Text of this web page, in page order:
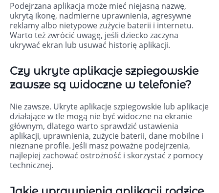
Podejrzana aplikacja może mieć niejasną nazwę,
ukrytą ikonę, nadmierne uprawnienia, agresywne
reklamy albo nietypowe zużycie baterii i internetu.
Warto też zwrócić uwagę, jeśli dziecko zaczyna
ukrywać ekran lub usuwać historię aplikacji.
Czy ukryte aplikacje szpiegowskie
zawsze są widoczne w telefonie?
Nie zawsze. Ukryte aplikacje szpiegowskie lub aplikacje
działające w tle mogą nie być widoczne na ekranie
głównym, dlatego warto sprawdzić ustawienia
aplikacji, uprawnienia, zużycie baterii, dane mobilne i
nieznane profile. Jeśli masz poważne podejrzenia,
najlepiej zachować ostrożność i skorzystać z pomocy
technicznej.